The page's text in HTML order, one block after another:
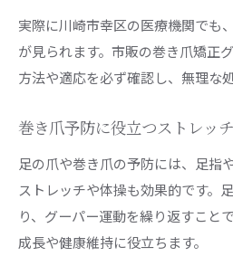
実際に川崎市幸区の医療機関でも
が見られます。市販の巻き爪矯正
方法や適応を必ず確認し、無理な
巻き爪予防に役立つストレッ
足の爪や巻き爪の予防には、足指
ストレッチや体操も効果的です。
り、グーパー運動を繰り返すこと
成長や健康維持に役立ちます。